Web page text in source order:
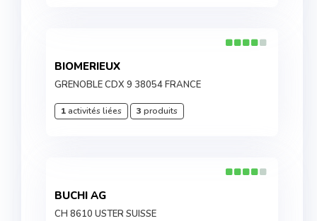
BIOMERIEUX
GRENOBLE CDX 9 38054 FRANCE
1activités liées 3 produits
BUCHI AG
CH 8610 USTER SUISSE